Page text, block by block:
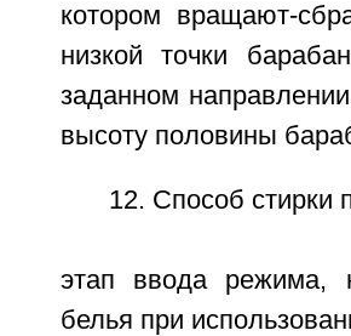
котором вращают-
низкой точки
заданном
высоту половины
12. Способ стирки
этап ввода режима,
белья при